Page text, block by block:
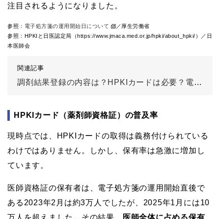
注目されるようになりました。
参照： 電子処方箋の運用開始日について
／厚生労働省
参照：HPKIと日医認定局（https://www.jmaca.med.or.jp/hpki/about_hpki/）／日
本医師会
関連記事
調剤結果登録の内容は？HPKIカードは必要？電子処方箋の疑問に回答
HPKIカード（薬剤師資格証）の普及率
現時点では、HPKIカードの取得は義務付けられている
わけではありません。しかし、保有率は急激に増加し
ています。
医師資格証の保有者は、電子処方箋の運用開始直後で
ある2023年2月は約3万人でしたが、2025年1月には10
万人を超えました。その結果、
医師全体に占める保有